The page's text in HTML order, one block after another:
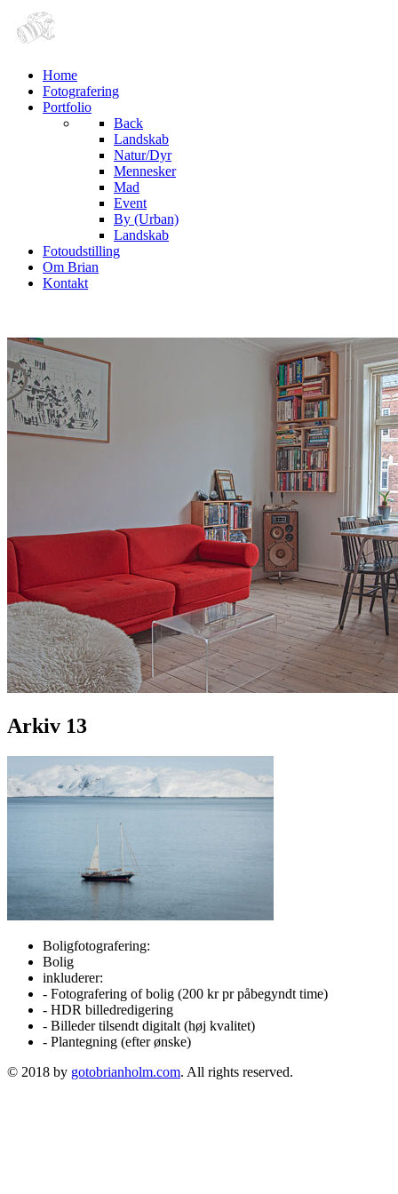
Home
Fotografering
Portfolio
Back
Landskab
Natur/Dyr
Mennesker
Mad
Event
By (Urban)
Landskab
Fotoudstilling
Om Brian
Kontakt
Arkiv 13
Boligfotografering:
Bolig
inkluderer:
- Fotografering of bolig (200 kr pr påbegyndt time)
- HDR billedredigering
- Billeder tilsendt digitalt (høj kvalitet)
- Plantegning (efter ønske)
© 2018 by gotobrianholm.com. All rights reserved.